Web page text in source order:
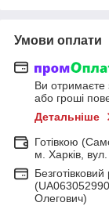
Умови оплати
Ви отримаєте
або гроші
Детальніше
Готівкою
м. Харків,
Олегович)